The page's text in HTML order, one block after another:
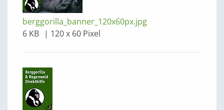
berggorilla_banner_120x60px.jpg
6 KB
120 x 60 Pixel